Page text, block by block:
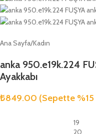
Ana Sayfa/Kadın
anka 950.e19k.224
Ayakkabı
₺849.00 (Sepette
19
20